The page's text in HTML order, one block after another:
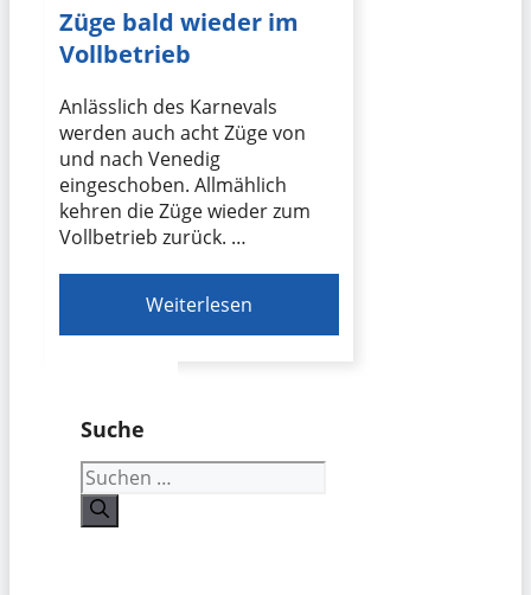
Züge bald wieder im
Vollbetrieb
Anlässlich des Karnevals
werden auch acht Züge von
und nach Venedig
eingeschoben. Allmählich
kehren die Züge wieder zum
Vollbetrieb zurück. …
Weiterlesen
Suche
Suchen
nach: